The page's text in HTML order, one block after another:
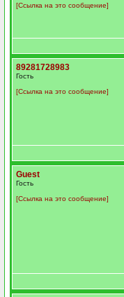
[Ссылка на это сообщение]
89281728983
Гость
[Ссылка на это сообщение]
Guest
Гость
[Ссылка на это сообщение]